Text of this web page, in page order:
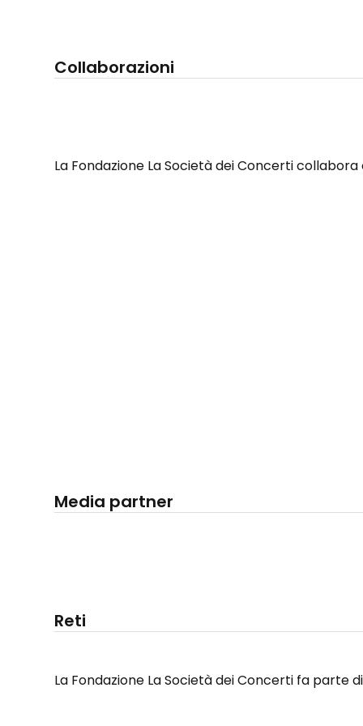
Collaborazioni
La Fondazione La Società dei Concerti collabora
Media partner
Reti
La Fondazione La Società dei Concerti fa parte di